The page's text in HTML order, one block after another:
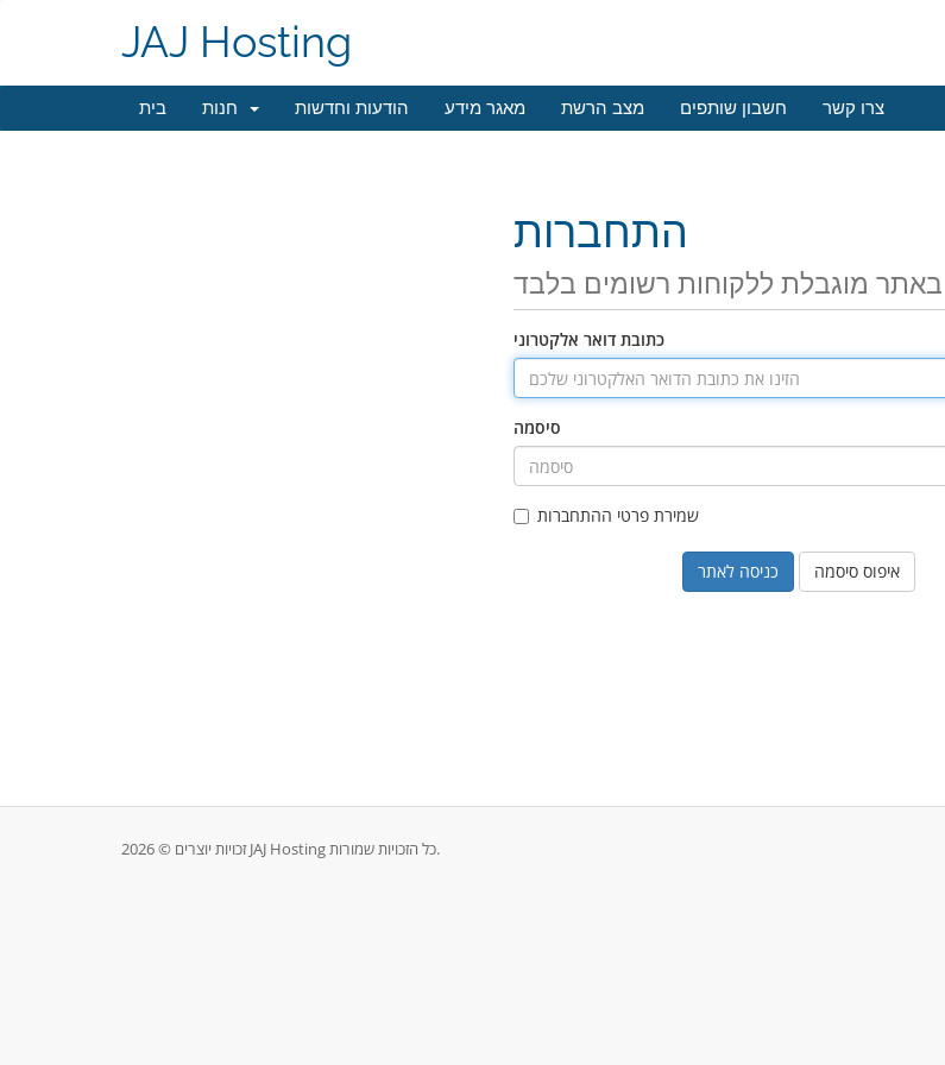
JAJ Hosting
בית הודעות וחדשות מאגר מידע מצב הרשת חשבון שותפים צרו קשר
התחברות
מוגבלת ללקוחות רשומים בלבד
כתובת דואר אלקטרוני
סיסמה
שמירת פרטי ההתחברות
איפוס סיסמה
זכויות יוצרים © 2026 JAJ Hosting כל הזכויות שמורות.